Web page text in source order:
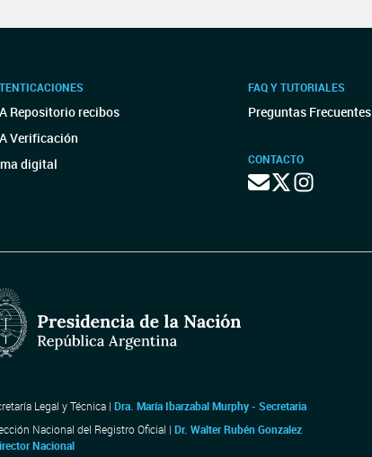
Repositorio recibos
Verificación
digital
FAQ Y TUTORIALES
Preguntas Frecuentes
CONTACTO
Legal y Técnica | Dra. María Ibarzabal Murphy - Secretaria
Nacional del Registro Oficial | Dr. Walter Rubén Gonzalez
Nacional